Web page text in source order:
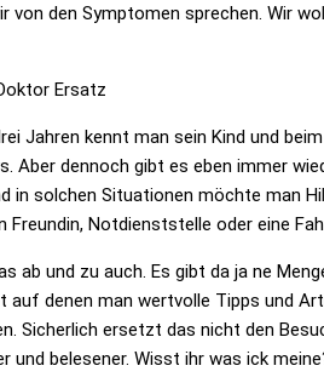
von den Symptomen sprechen. Wir
Ersatz
Jahren kennt man sein Kind und
Aber dennoch gibt es eben immer
in solchen Situationen möchte man
Freundin, Notdienststelle oder eine
ab und zu auch. Es gibt da ja ne
auf denen man wertvolle Tipps und
Sicherlich ersetzt das nicht den
und belesener. Wisst ihr was ick